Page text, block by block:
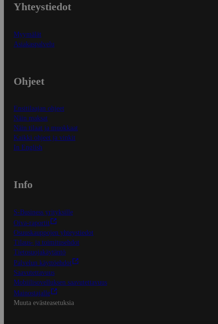
Yhteystiedot
Myymälät
Asiakaspalvelu
Ohjeet
Ensitilaajan ohjeet
Näin maksat
Näin tilaat ja muokkaat
Kaikki ohjeet ja vinkit
In English
Info
S-Business yrityksille
Oiva-raportit
Osuuskauppojen yhteystiedot
Tilaus- ja toimitusehdot
Tietosuojakäytäntö
Palvelun käyttöehdot
Saavutettavuus
Mobiilisovelluksen saavutettavuus
Mainostajalle
Muuta evästeasetuksia